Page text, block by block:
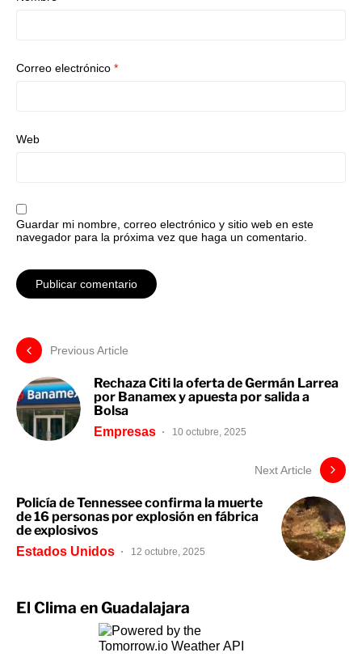
Correo electrónico *
Web
Guardar mi nombre, correo electrónico y sitio web en este
navegador para la próxima vez que haga un comentario.
Previous Article
Rechaza Citi la oferta de Germán Larrea
por Banamex y apuesta por salida a
Bolsa
Empresas 10 octubre, 2025
Next Article
Policía de Tennessee confirma la muerte
de 16 personas por explosión en fábrica
de explosivos
Estados Unidos 12 octubre, 2025
El Clima en Guadalajara